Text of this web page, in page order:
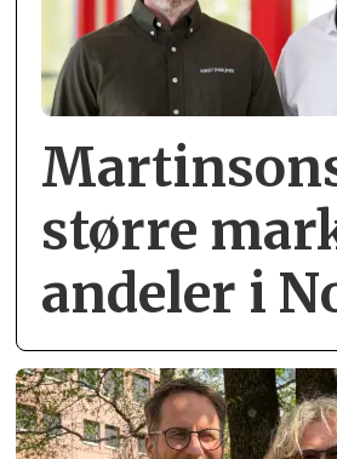
større
andeler i